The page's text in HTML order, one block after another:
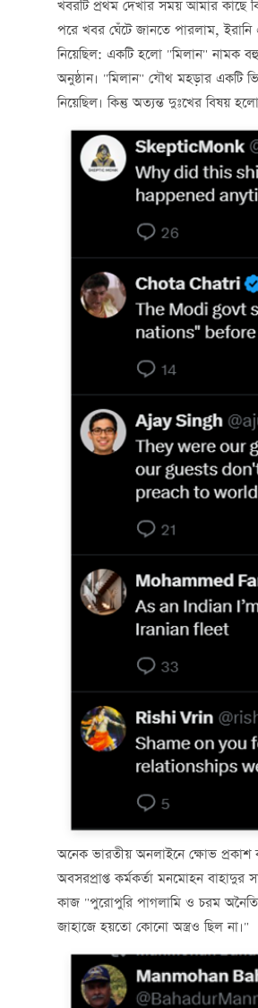
খবরটি প্রথম দেখার সময় আমার কাছে
পরে খবর ঘেঁটে জানতে পারলাম, ইরানি
নিয়েছিল: একটি হলো "মিলান" নামক
অনুষ্ঠান। "মিলান" যৌথ মহড়ার একটি
নিয়েছিল। কিন্তু অত্যন্ত দুঃখের বিষয়
অনেক ভারতীয় অনলাইনে ক্ষোভ প্রকাশ
অবসরপ্রাপ্ত কর্মকর্তা মনমোহন বাহাদুর
কাজ "পুরোপুরি পাগলামি ও চরম
জাহাজে হয়তো কোনো অস্ত্রও ছিল না।"